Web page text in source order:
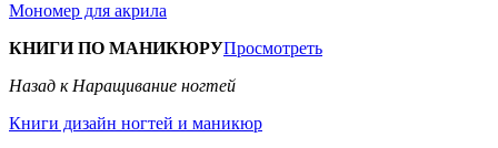
Мономер для акрила
КНИГИ ПО МАНИКЮРУПросмотреть
Назад к Наращивание ногтей
Книги дизайн ногтей и маникюр